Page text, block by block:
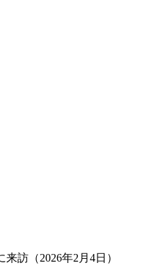
訪（2026年2月4日）